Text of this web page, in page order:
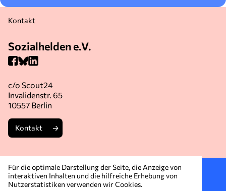
Für die optimale Darstellung der Seite, die Anzeige von
interaktiven Inhalten und die hilfreiche Erhebung von
Nutzerstatistiken verwenden wir Cookies.
Kontakt
Sozialhelden e.V.
c/o Scout24
Invalidenstr. 65
10557 Berlin
Kontakt
Mitmachen